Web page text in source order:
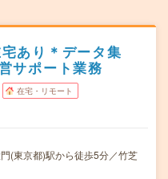
あり＊データ集
サポート業務
在宅・リモート
(東京都)駅から徒歩5分／竹芝